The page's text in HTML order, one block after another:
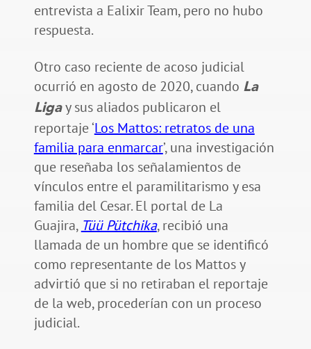
entrevista a Ealixir Team, pero no hubo
respuesta.
Otro caso reciente de acoso judicial
ocurrió en agosto de 2020, cuando La
Ligay sus aliados publicaron el
reportaje ‘Los Mattos: retratos de una
familia para enmarcar’, una investigación
que reseñaba los señalamientos de
vínculos entre el paramilitarismo y esa
familia del Cesar. El portal de La
Guajira, Tüü Pütchika, recibió una
llamada de un hombre que se identificó
como representante de los Mattos y
advirtió que si no retiraban el reportaje
de la web, procederían con un proceso
judicial.